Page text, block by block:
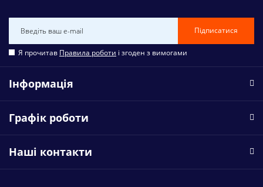
Підписатися
Я прочитав Правила роботи і згоден з вимогами
Інформація
Графік роботи
Наші контакти